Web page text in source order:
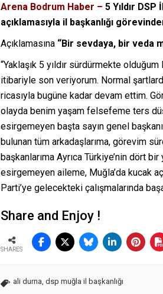
Arena Bodrum Haber – 5 Yıldır DSP
açıklamasıyla il başkanlığı
Açıklamasına “Bir sevdaya, bir veda
“Yaklaşık 5 yıldır sürdürmekte
itibariyle son veriyorum. Normal
ricasıyla bugüne kadar devam ettim.
olayda benim yaşam felsefeme ters
esirgemeyen başta sayın genel
bulunan tüm arkadaşlarıma, görevim
başkanlarıma Ayrıca Türkiye’nin dört
esirgemeyen aileme, Muğla’da kucak
Parti’ye gelecekteki çalışmalarında
Share and Enjoy !
SHARES
ali durna dsp muğla il başkanlığı